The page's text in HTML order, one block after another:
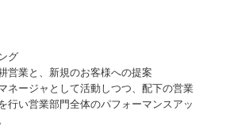
グ
営業と、新規のお客様への提案
ネージャとして活動しつつ、配下の営業
行い営業部門全体のパフォーマンスアッ